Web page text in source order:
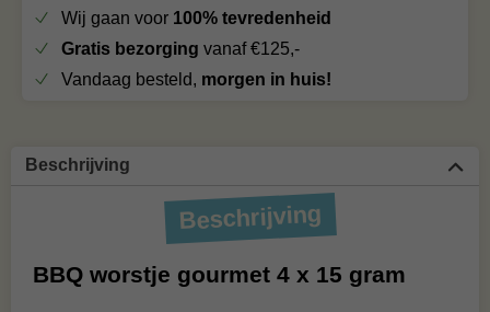
Wij gaan voor 100% tevredenheid
Gratis bezorging vanaf €125,-
Vandaag besteld, morgen in huis!
Beschrijving
Beschrijving
BBQ worstje gourmet 4 x 15 gram